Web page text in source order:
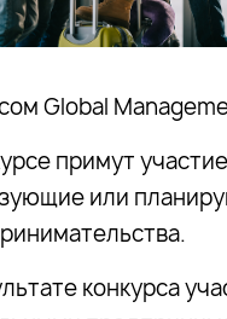
Global
примут
или
конкурса